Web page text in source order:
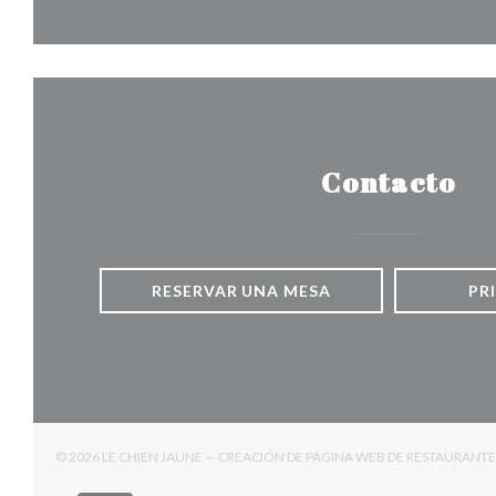
Contacto
RESERVAR UNA MESA
© 2026 LE CHIEN JAUNE — CREACIÓN DE PÁGINA WEB DE